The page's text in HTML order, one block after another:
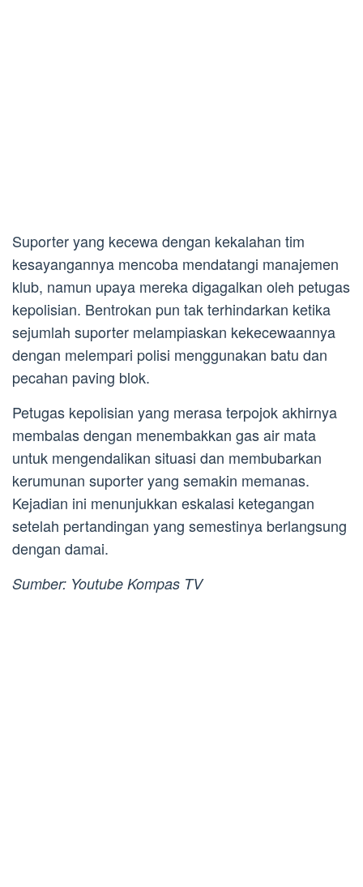
Suporter yang kecewa dengan kekalahan tim
kesayangannya mencoba mendatangi manajemen
klub, namun upaya mereka digagalkan oleh petugas
kepolisian. Bentrokan pun tak terhindarkan ketika
sejumlah suporter melampiaskan kekecewaannya
dengan melempari polisi menggunakan batu dan
pecahan paving blok.
Petugas kepolisian yang merasa terpojok akhirnya
membalas dengan menembakkan gas air mata
untuk mengendalikan situasi dan membubarkan
kerumunan suporter yang semakin memanas.
Kejadian ini menunjukkan eskalasi ketegangan
setelah pertandingan yang semestinya berlangsung
dengan damai.
Sumber: Youtube Kompas TV